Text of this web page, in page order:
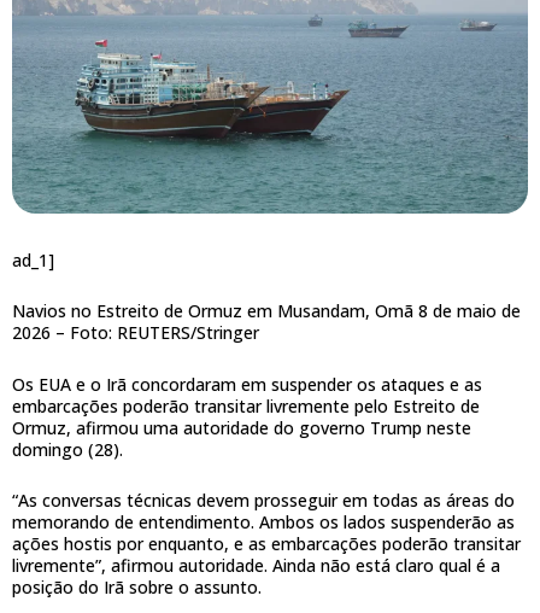
ad_1]
Navios no Estreito de Ormuz em Musandam, Omã 8 de maio de
2026 – Foto: REUTERS/Stringer
Os EUA e o Irã concordaram em suspender os ataques e as
embarcações poderão transitar livremente pelo Estreito de
Ormuz, afirmou uma autoridade do governo Trump neste
domingo (28).
“As conversas técnicas devem prosseguir em todas as áreas do
memorando de entendimento. Ambos os lados suspenderão as
ações hostis por enquanto, e as embarcações poderão transitar
livremente”, afirmou autoridade. Ainda não está claro qual é a
posição do Irã sobre o assunto.